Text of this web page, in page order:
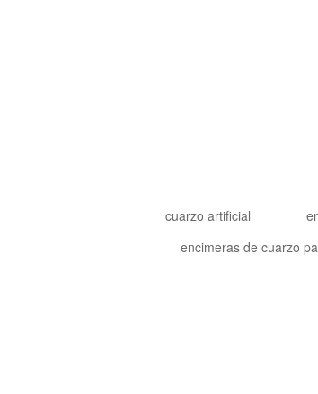
cuarzo artificial
encimeras de cuarzo